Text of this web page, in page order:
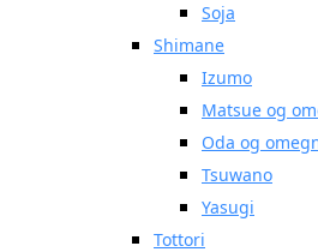
Soja
Shimane
Izumo
Matsue og
Oda og
Tsuwano
Yasugi
Tottori